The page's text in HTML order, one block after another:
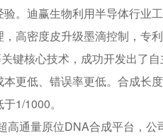
验。迪赢生物利用半导体行业
，高密度皮升级墨滴控制，专
键核心技术，成功开发出了
更低、错误率更低。合成长
1/1000。
高通量原位DNA合成平台，